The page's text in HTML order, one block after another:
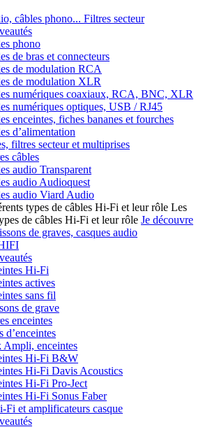
câbles phono... Filtres secteur
phono
de bras et connecteurs
de modulation RCA
de modulation XLR
numériques coaxiaux, RCA, BNC, XLR
numériques optiques, USB / RJ45
enceintes, fiches bananes et fourches
d’alimentation
filtres secteur et multiprises
câbles
audio Transparent
audio Audioquest
audio Viard Audio
Les
de câbles Hi-Fi et leur rôle Je découvre
de graves, casques audio
Hi-Fi
actives
sans fil
de grave
enceintes
d’enceintes
Ampli, enceintes
Hi-Fi B&W
Hi-Fi Davis Acoustics
Hi-Fi Pro-Ject
Hi-Fi Sonus Faber
Fi et amplificateurs casque